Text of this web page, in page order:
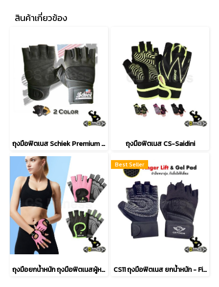
สินค้าเกี่ยวข้อง
ถุงมือฟิตเนส Schiek Premium 540 ถุงมือฟิตเนส CS-Saidini
ถุงมือยกน้ำหนัก ถุงมือฟิตเนสผู้หญิง
Best Seller
CS11 ถุงมือฟิตเนส ยกน้ำหนัก - Finger Lift